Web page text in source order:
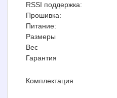
RSSI поддержка:
Прошивка:
Питание:
Размеры
Вес
Гарантия
Комплектация